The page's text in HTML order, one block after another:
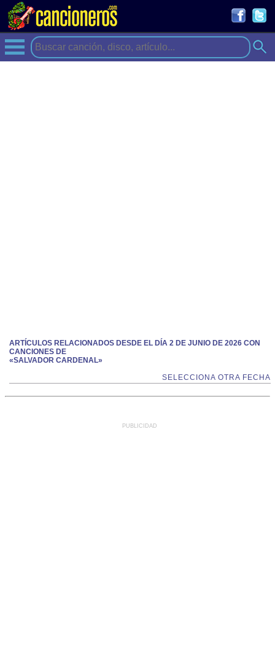
ARTÍCULOS RELACIONADOS DESDE EL DÍA 2 DE JUNIO DE 2026 CON
CANCIONES DE
«SALVADOR CARDENAL»
SELECCIONA OTRA FECHA
PUBLICIDAD